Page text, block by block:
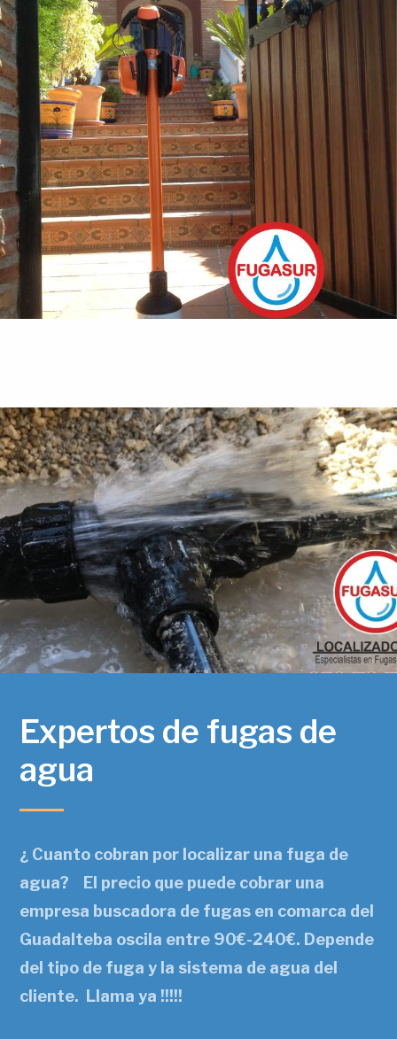
Expertos de fugas de
agua
¿ Cuanto cobran por localizar una fuga de
agua? El precio que puede cobrar una
empresa buscadora de fugas en comarca del
Guadalteba oscila entre 90€-240€. Depende
del tipo de fuga y la sistema de agua del
cliente. Llama ya !!!!!